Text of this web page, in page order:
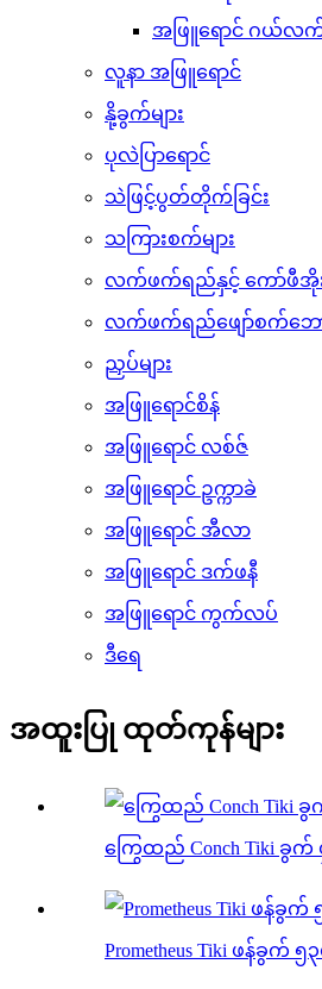
အဖြူရောင် ဂယ်လ
လူနာ အဖြူရောင်
နို့ခွက်များ
ပုလဲပြာရောင်
သဲဖြင့်ပွတ်တိုက်ခြင်း
သကြားစက်များ
လက်ဖက်ရည်နှင့် ကော်ဖီအိုးမ
လက်ဖက်ရည်ဖျော်စက်ဘော
ညှပ်များ
အဖြူရောင်စိန်
အဖြူရောင် လစ်ဇ်
အဖြူရောင် ဥက္ကာခဲ
အဖြူရောင် အီလာ
အဖြူရောင် ဒက်ဖနီ
အဖြူရောင် ကွက်လပ်
ဒီရေ
အထူးပြု ထုတ်ကုန်များ
ကြွေထည် Conch Tiki ခွ
Prometheus Tiki ဖန်ခွက်